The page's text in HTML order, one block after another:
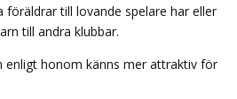
till lovande spelare har eller
till andra klubbar.
enligt honom känns mer attraktiv för